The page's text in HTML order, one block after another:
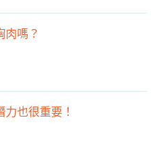
肉嗎？
也很重要！